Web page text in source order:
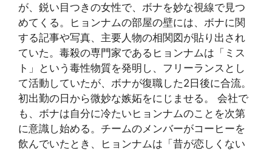
が、鋭い目つきの女性で、ボナを妙な視線で見つ
めてくる。ヒョンナムの部屋の壁には、ボナに関
する記事や写真、主要人物の相関図が貼り出され
ていた。毒殺の専門家であるヒョンナムは「ミス
ト」という毒性物質を発明し、フリーランスとし
て活動していたが、ボナが復職した2日後に合流。
初出勤の日から微妙な嫉妬をにじませる。 会社で
も、ボナは自分に冷たいヒョンナムのことを次第
に意識し始める。チームのメンバーがコーヒーを
飲んでいたとき、ヒョンナムは「昔が恋しくない